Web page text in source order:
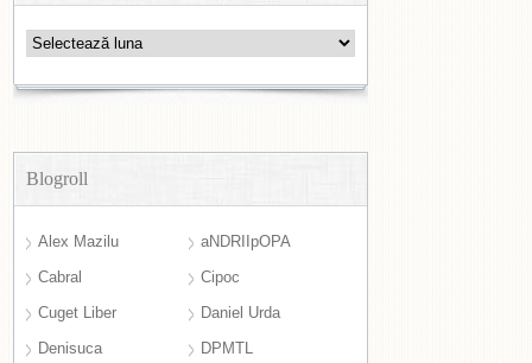
Arhive
Blogroll
Alex Mazilu
aNDRIIpOPA
Cabral
Cipoc
Cuget Liber
Daniel Urda
Denisuca
DPMTL